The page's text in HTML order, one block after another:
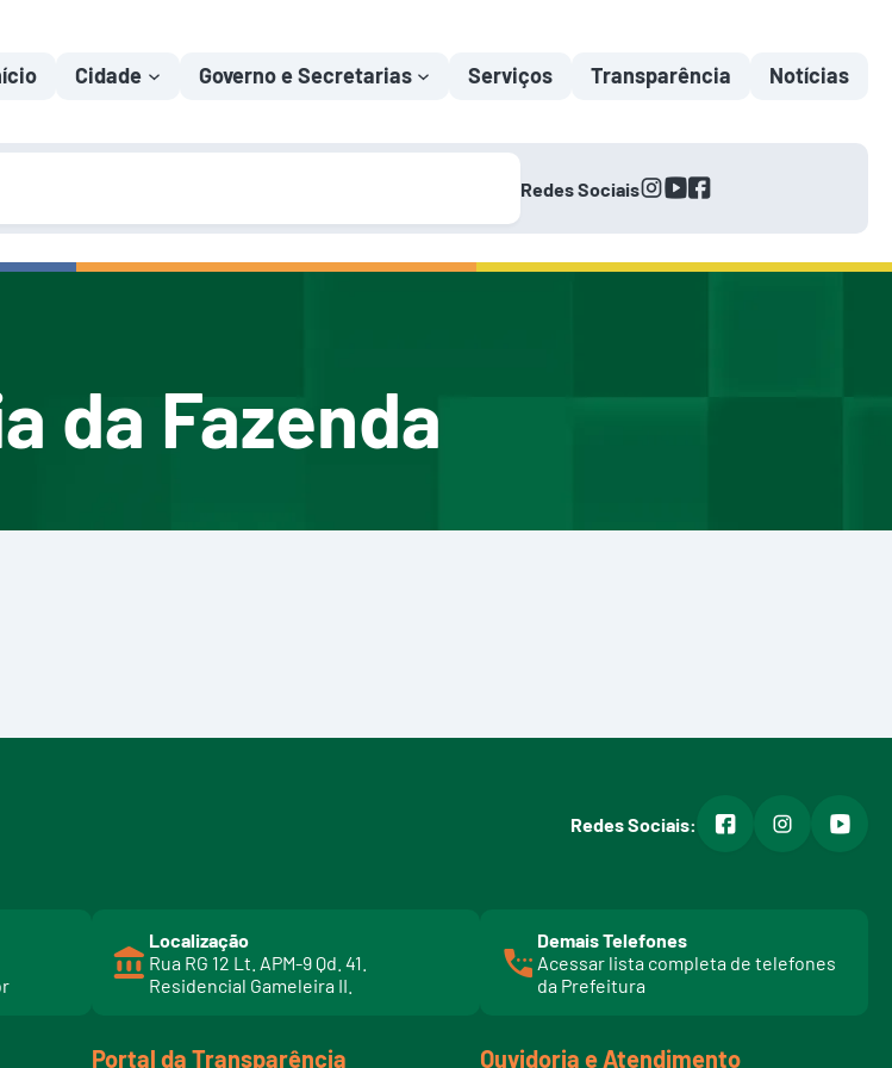
Cidade Governo e Secretarias Serviços Transparência Notícias
Redes Sociaisinstagram
youtube
facebook
da Fazenda
Redes Sociais: facebookinstagram
Localização
Rua RG 12 Lt. APM-9 Qd. 41.
Residencial Gameleira II.
Demais Telefones
Acessar lista completa de telefones
da Prefeitura
l
i
t
Portal da Transparência Ouvidoria e Atendimento